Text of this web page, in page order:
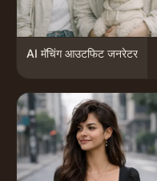
AI मॅचिंग आउटफिट जनरेटर